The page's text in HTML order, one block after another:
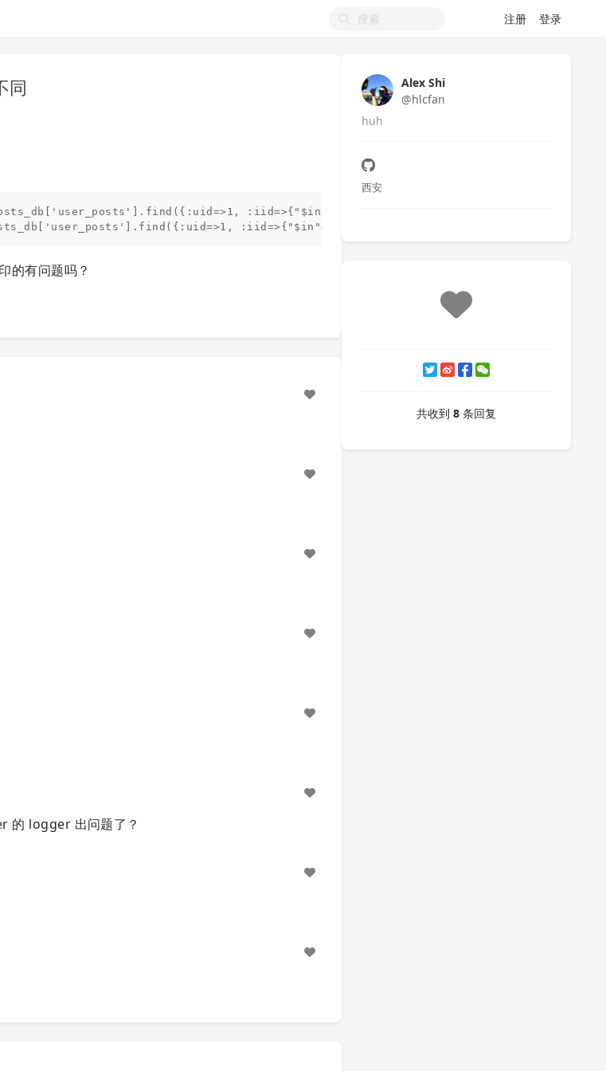
注册 登录
同
posts_db['user_posts'].find({:uid=>1, :iid=>{"$in"=> [1, 2, 3, 4, 5, 6, 7, 8, 9, 10]}})
的有问题吗？
的 logger 出问题了？
Alex Shi
@hlcfan
huh
西安
共收到 8 条回复